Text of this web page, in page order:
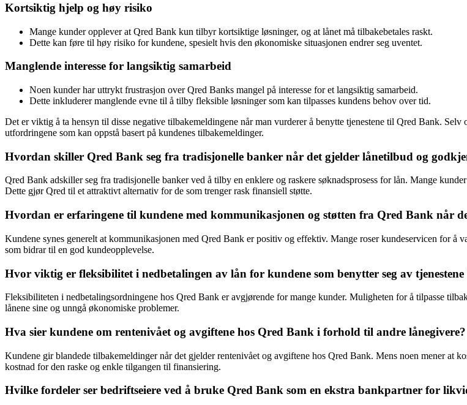
Kortsiktig hjelp og høy risiko
Mange kunder opplever at Qred Bank kun tilbyr kortsiktige løsninger, og at lånet må tilbakebetales raskt.
Dette kan føre til høy risiko for kundene, spesielt hvis den økonomiske situasjonen endrer seg uventet.
Manglende interesse for langsiktig samarbeid
Noen kunder har uttrykt frustrasjon over Qred Banks mangel på interesse for et langsiktig samarbeid.
Dette inkluderer manglende evne til å tilby fleksible løsninger som kan tilpasses kundens behov over tid.
Det er viktig å ta hensyn til disse negative tilbakemeldingene når man vurderer å benytte tjenestene til Qred Bank.
utfordringene som kan oppstå basert på kundenes tilbakemeldinger.
Hvordan skiller Qred Bank seg fra tradisjonelle banker når det gjelder lånetilbud og
Qred Bank adskiller seg fra tradisjonelle banker ved å tilby en enklere og raskere søknadsprosess for lån. Mange
Dette gjør Qred til et attraktivt alternativ for de som trenger rask finansiell støtte.
Hvordan er erfaringene til kundene med kommunikasjonen og støtten fra Qred Bank når
Kundene synes generelt at kommunikasjonen med Qred Bank er positiv og effektiv. Mange roser kundeservicen for å
som bidrar til en god kundeopplevelse.
Hvor viktig er fleksibilitet i nedbetalingen av lån for kundene som benytter seg av
Fleksibiliteten i nedbetalingsordningene hos Qred Bank er avgjørende for mange kunder. Muligheten for å tilpasse
lånene sine og unngå økonomiske problemer.
Hva sier kundene om rentenivået og avgiftene hos Qred Bank i forhold til andre lånegivere?
Kundene gir blandede tilbakemeldinger når det gjelder rentenivået og avgiftene hos Qred Bank. Mens noen mener at
kostnad for den raske og enkle tilgangen til finansiering.
Hvilke fordeler ser bedriftseiere ved å bruke Qred Bank som en ekstra bankpartner for